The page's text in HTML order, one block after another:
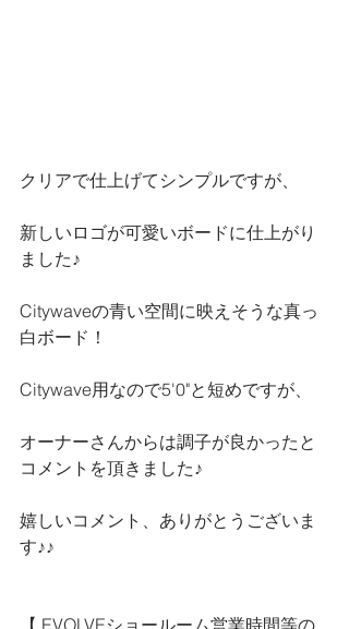
クリアで仕上げてシンプルですが、
新しいロゴが可愛いボードに仕上がり
ました♪
Citywaveの青い空間に映えそうな真っ
白ボード！
Citywave用なので5'0"と短めですが、
オーナーさんからは調子が良かったと
コメントを頂きました♪
嬉しいコメント、ありがとうございま
す♪♪